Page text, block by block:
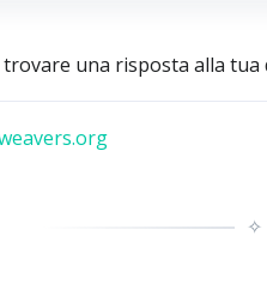
trovare una risposta alla tua
✧